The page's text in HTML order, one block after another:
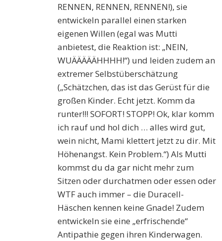
RENNEN, RENNEN, RENNEN!), sie
entwickeln parallel einen starken
eigenen Willen (egal was Mutti
anbietest, die Reaktion ist: „NEIN,
WUÄÄÄÄÄHHHH!“) und leiden zudem an
extremer Selbstüberschätzung
(„Schätzchen, das ist das Gerüst für die
großen Kinder. Echt jetzt. Komm da
runter!!! SOFORT! STOPP! Ok, klar komm
ich rauf und hol dich … alles wird gut,
wein nicht, Mami klettert jetzt zu dir. Mit
Höhenangst. Kein Problem.“) Als Mutti
kommst du da gar nicht mehr zum
Sitzen oder durchatmen oder essen oder
WTF auch immer – die Duracell-
Häschen kennen keine Gnade! Zudem
entwickeln sie eine „erfrischende“
Antipathie gegen ihren Kinderwagen.